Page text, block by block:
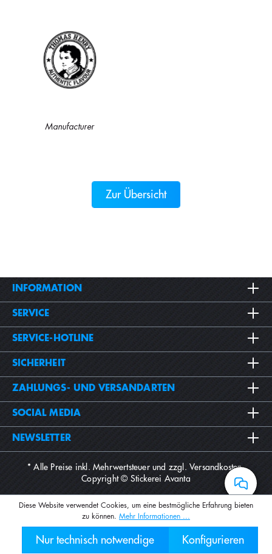
030 2000
Manufacturer
Zur Übersicht
INFORMATION
SERVICE
SERVICE-HOTLINE
SICHERHEIT
ZAHLUNGS- UND VERSANDARTEN
SOCIAL MEDIA
NEWSLETTER
* Alle Preise inkl. Mehrwertsteuer und zzgl.Versandkosten.
Copyright © Stickerei Avanta
Diese Website verwendet Cookies, um eine bestmögliche Erfahrung bieten
zu können. Mehr Informationen ...
Nur technisch notwendige Konfigurieren